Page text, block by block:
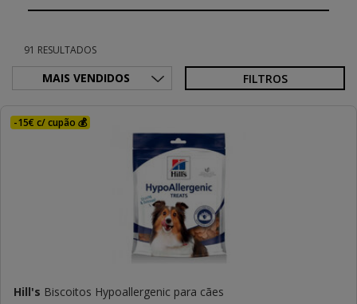
91 RESULTADOS
FILTROS
-15€ c/ cupão 💰
Hill's Biscoitos Hypoallergenic para cães